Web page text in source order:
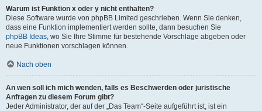
Warum ist Funktion x oder y nicht enthalten?
Diese Software wurde von phpBB Limited geschrieben. Wenn Sie denken,
dass eine Funktion implementiert werden sollte, dann besuchen Sie
phpBB Ideas, wo Sie Ihre Stimme für bestehende Vorschläge abgeben oder
neue Funktionen vorschlagen können.
Nach oben
An wen soll ich mich wenden, falls es Beschwerden oder juristische
Anfragen zu diesem Forum gibt?
Jeder Administrator, der auf der „Das Team“-Seite aufgeführt ist, ist ein